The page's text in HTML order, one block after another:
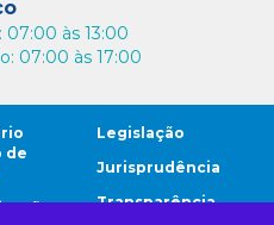
07:00 às 13:00
07:00 às 17:00
de
Legislação
Jurisprudência
Transparência